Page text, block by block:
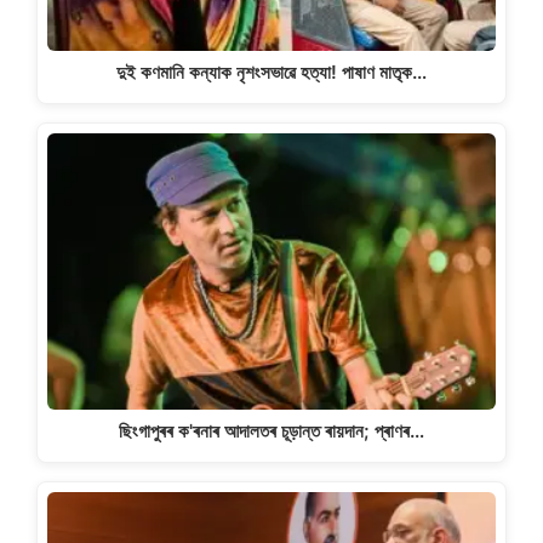
দুই কণমানি কন্যাক নৃশংসভাৱে হত্যা! পাষাণ মাতৃক…
ছিংগাপুৰৰ ক'ৰনাৰ আদালতৰ চূড়ান্ত ৰায়দান; প্ৰাণৰ…